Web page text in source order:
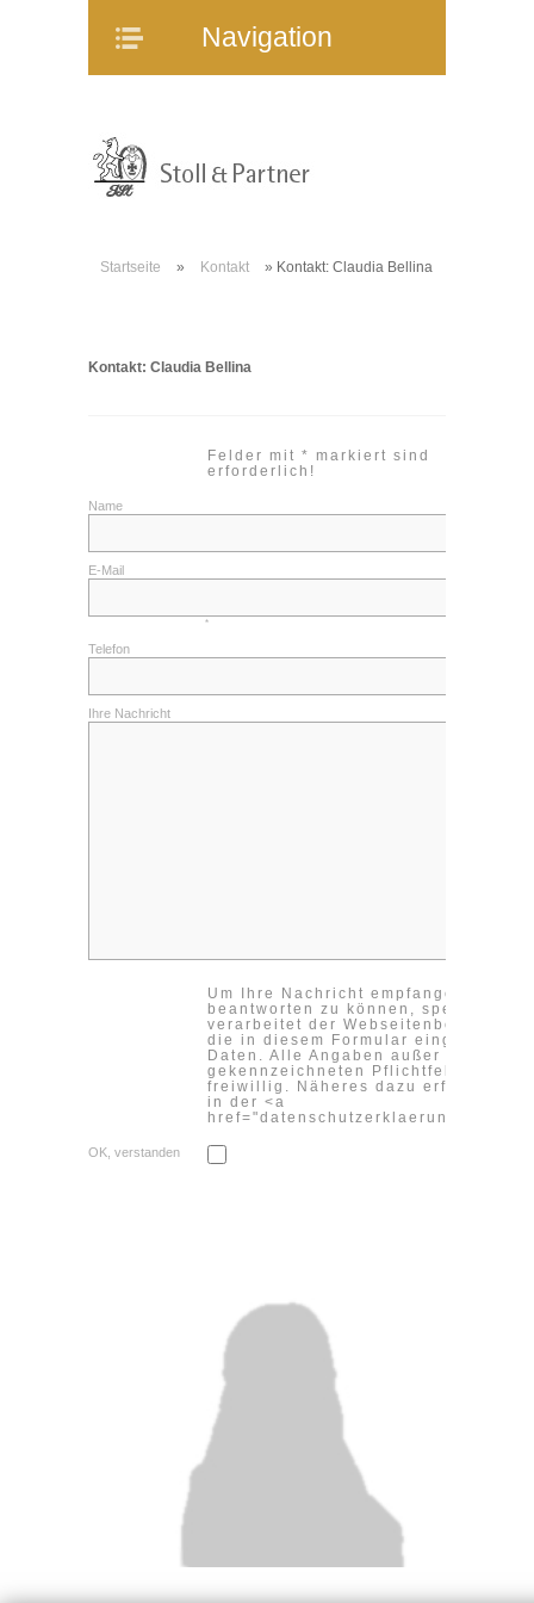
Navigation
Navigation
Mitarbeiter
Stellenangebote
Impressum
Datenschutzerklärung
Cookieeinstellungen ändern
Startseite » Kontakt » Kontakt: Claudia Bellina
Kontakt: Claudia Bellina
Felder mit * markiert sind
erforderlich!
Name
E-Mail
*
Telefon
Ihre Nachricht
Um Ihre Nachricht empfangen und
beantworten zu können, speichert
verarbeitet der Webseitenbetreiber
die in diesem Formular
Daten. Alle Angaben außer in den
gekennzeichneten Pflichtfeldern sind
freiwillig. Näheres dazu erfahren Sie
in der <a
OK, verstanden